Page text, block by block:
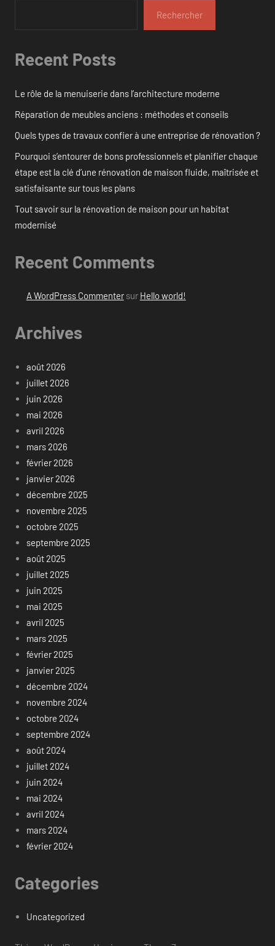
Rechercher
Recent Posts
Le rôle de la menuiserie dans l’architecture moderne
Réparation de meubles anciens : méthodes et conseils
Quels types de travaux confier à une entreprise de rénovation ?
Pourquoi s’entourer de bons professionnels et planifier chaque
étape est la clé d’une rénovation de maison fluide, maîtrisée et
satisfaisante sur tous les plans
Tout savoir sur la rénovation de maison pour un habitat
modernisé
Recent Comments
A WordPress Commentersur Hello world!
Archives
août 2026
juillet 2026
juin 2026
mai 2026
avril 2026
mars 2026
février 2026
janvier 2026
décembre 2025
novembre 2025
octobre 2025
septembre 2025
août 2025
juillet 2025
juin 2025
mai 2025
avril 2025
mars 2025
février 2025
janvier 2025
décembre 2024
novembre 2024
octobre 2024
septembre 2024
août 2024
juillet 2024
juin 2024
mai 2024
avril 2024
mars 2024
février 2024
Categories
Uncategorized